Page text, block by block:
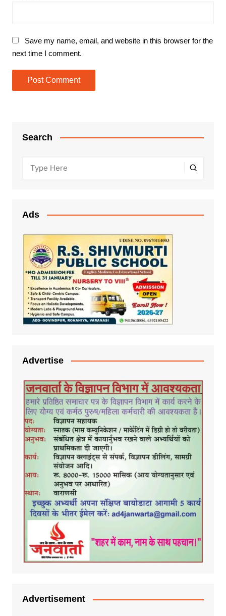
Save my name, email, and website in this browser for the
next time I comment.
Search
Ads
Advertise
Advertisement